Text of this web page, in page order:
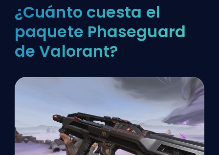
¿Cuánto cuesta el
paquete Phaseguard
de Valorant?